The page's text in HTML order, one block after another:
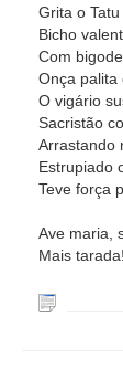
Grita o Tatu
Bicho
Com
Onça palita
O vigário
Sacristão
Arrastando
Estrupiado
Teve força
Ave maria,
Mais